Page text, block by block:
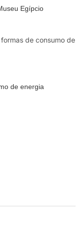
Egípcio
de energia